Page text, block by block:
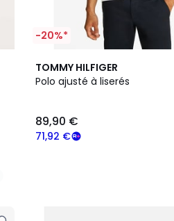
-20%*
TOMMY HILFIGER
Polo ajusté à liserés
71,92 €
89,90 €
2
Couleurs